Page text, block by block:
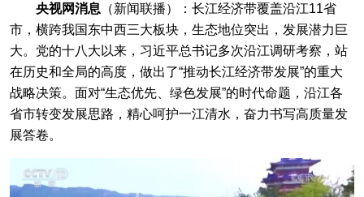
央视网消息 （新闻联播）：长江经济带覆盖沿江11省
市，横跨我国东中西三大板块，生态地位突出，发展潜力巨
大。党的十八大以来，习近平总书记多次沿江调研考察，站
在历史和全局的高度，做出了“推动长江经济带发展”的重大
战略决策。面对“生态优先、绿色发展”的时代命题，沿江各
省市转变发展思路，精心呵护一江清水，奋力书写高质量发
展答卷。